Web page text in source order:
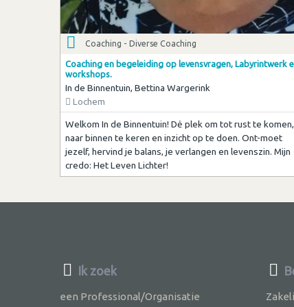
Coaching - Diverse Coaching
Coaching en begeleiding op levensvragen, Labyrintwerk
workshops.
In de Binnentuin, Bettina Wargerink
Lochem
Welkom In de Binnentuin! Dė plek om tot rust te komen,
naar binnen te keren en inzicht op te doen. Ont-moet
jezelf, hervind je balans, je verlangen en levenszin. Mijn
credo: Het Leven Lichter!
Ik zoek
een Professional/Organisatie